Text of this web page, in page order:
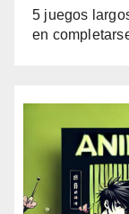
5 juegos
en